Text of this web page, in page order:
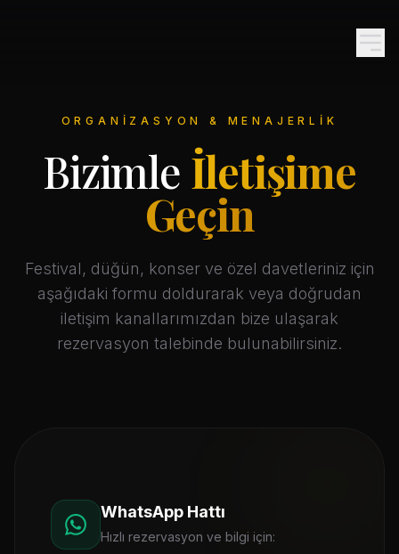
ORGANIZASYON & MENAJERLIK
Bizimle İletişime
Geçin
Festival, düğün, konser ve özel davetleriniz için
aşağıdaki formu doldurarak veya doğrudan
iletişim kanallarımızdan bize ulaşarak
rezervasyon talebinde bulunabilirsiniz.
WhatsApp Hattı
Hızlı rezervasyon ve bilgi için: